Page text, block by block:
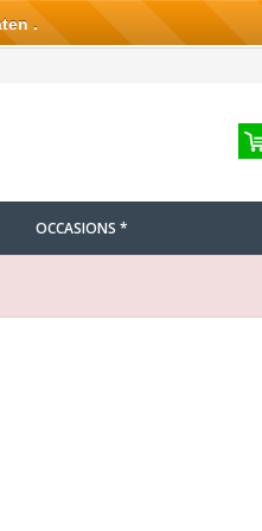
OCCASIONS *
.